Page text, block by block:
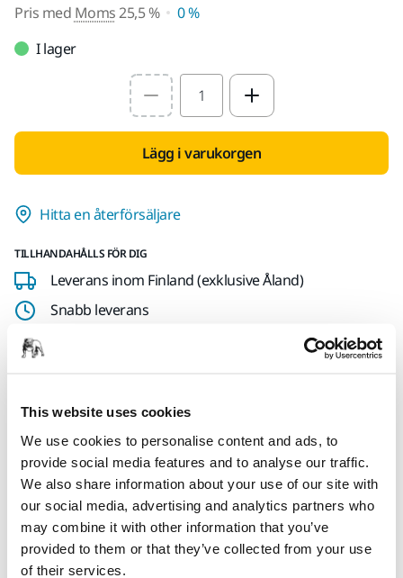
This website uses cookies
We use cookies to personalise content and ads, to
provide social media features and to analyse our traffic.
We also share information about your use of our site with
our social media, advertising and analytics partners who
may combine it with other information that you’ve
provided to them or that they’ve collected from your use
of their services.
Pris med Moms25,5 %
0 %
I lager
Select quantity value
Lägg i varukorgen
Hitta en återförsäljare
TILLHANDAHÅLLS FÖR DIG
Leverans inom Finland (exklusive Åland)
Snabb leverans
Gör en retur enkelt på www.mirka.com/sv-
fi/support/returnera-en-vara/
Teknisk specifikation